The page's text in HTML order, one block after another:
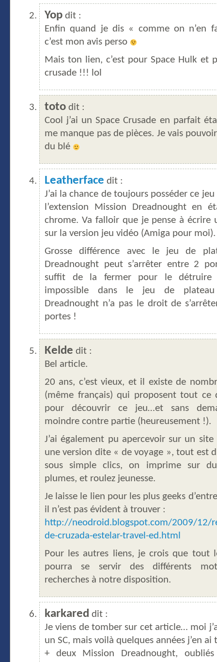
Yop dit :
Enfin quand je dis « comme on n’en
c’est mon avis perso
Mais ton lien, c’est pour Space Hulk et
crusade !!! lol
toto dit :
Cool j’ai un Space Crusade en parfait
me manque pas de pièces. Je vais
du blé
Leatherface dit :
J’ai la chance de toujours posséder ce
l’extension Mission Dreadnought en
chrome. Va falloir que je pense à écrire
sur la version jeu vidéo (Amiga pour moi).
Grosse différence avec le jeu de
Dreadnought peut s’arrêter entre 2
suffit de la fermer pour le détruire
impossible dans le jeu de
Dreadnought n’a pas le droit de
portes !
Kelde dit :
Bel article.
20 ans, c’est vieux, et il existe de
(même français) qui proposent tout ce
pour découvrir ce jeu…et sans
moindre contre partie (heureusement !).
J’ai également pu apercevoir sur un site
une version dite « de voyage », tout est
sous simple clics, on imprime sur
plumes, et roulez jeunesse.
Je laisse le lien pour les plus geeks
il n’est pas évident à trouver :
http://neodroid.blogspot.com/2009/12/
de-cruzada-estelar-travel-ed.html
Pour les autres liens, je crois que tout
pourra se servir des différents
recherches à notre disposition.
karkared dit :
Je viens de tomber sur cet article… moi
un SC, mais voilà quelques années j’en ai
+ deux Mission Dreadnought,